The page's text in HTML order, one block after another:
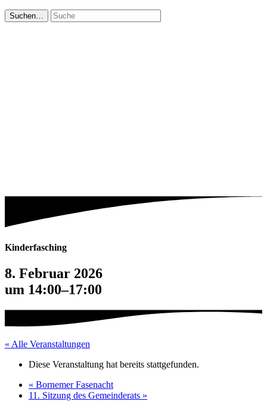
Suchen…
Kinderfasching
8. Februar 2026
um 14:00–17:00
« Alle Veranstaltungen
Diese Veranstaltung hat bereits stattgefunden.
« Bornemer Fasenacht
11. Sitzung des Gemeinderats »